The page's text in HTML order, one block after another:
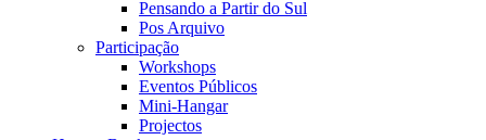
Pensando a Partir do Sul
Pos Arquivo
Participação
Workshops
Eventos Públicos
Mini-Hangar
Projectos